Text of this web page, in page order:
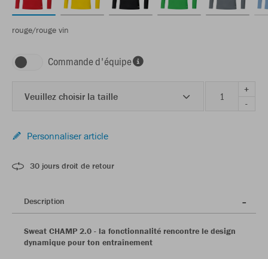
rouge/rouge vin
Commande d'équipe
Veuillez choisir la taille
+
-
Personnaliser article
30 jours droit de retour
Description
Sweat CHAMP 2.0 - la fonctionnalité rencontre le design
dynamique pour ton entraînement